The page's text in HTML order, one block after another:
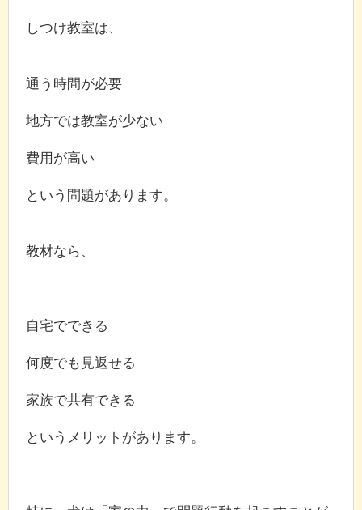
しつけ教室は、
通う時間が必要
地方では教室が少ない
費用が高い
という問題があります。
教材なら、
自宅でできる
何度でも見返せる
家族で共有できる
というメリットがあります。